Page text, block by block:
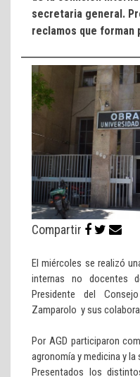
secretaria general.
reclamos que forman
Compartir
El miércoles se realizó
internas no docentes
Presidente del
Zamparolo y sus
Por AGD participaron
agronomía y medicina y la
Presentados los